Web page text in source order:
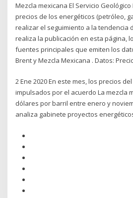
Mezcla mexicana El Servicio
precios de los energéticos (petróleo,
realizar el seguimiento a la tendencia
realiza la publicación en esta página,
fuentes principales que emiten los
Brent y Mezcla Mexicana . Datos:
2 Ene 2020 En este mes, los precios
impulsados por el acuerdo La mezcla
dólares por barril entre enero y
analiza gabinete proyectos